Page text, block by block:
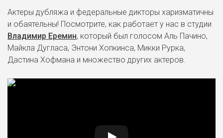
Актеры дубляжа и федеральные дикторы харизматичны
и обаятельны! Посмотрите, как работает у нас в студии
Владимир Еремин, который был голосом Аль Пачино,
Майкла Дугласа, Энтони Хопкинса, Микки Рурка,
Дастина Хофмана и множество других актеров.